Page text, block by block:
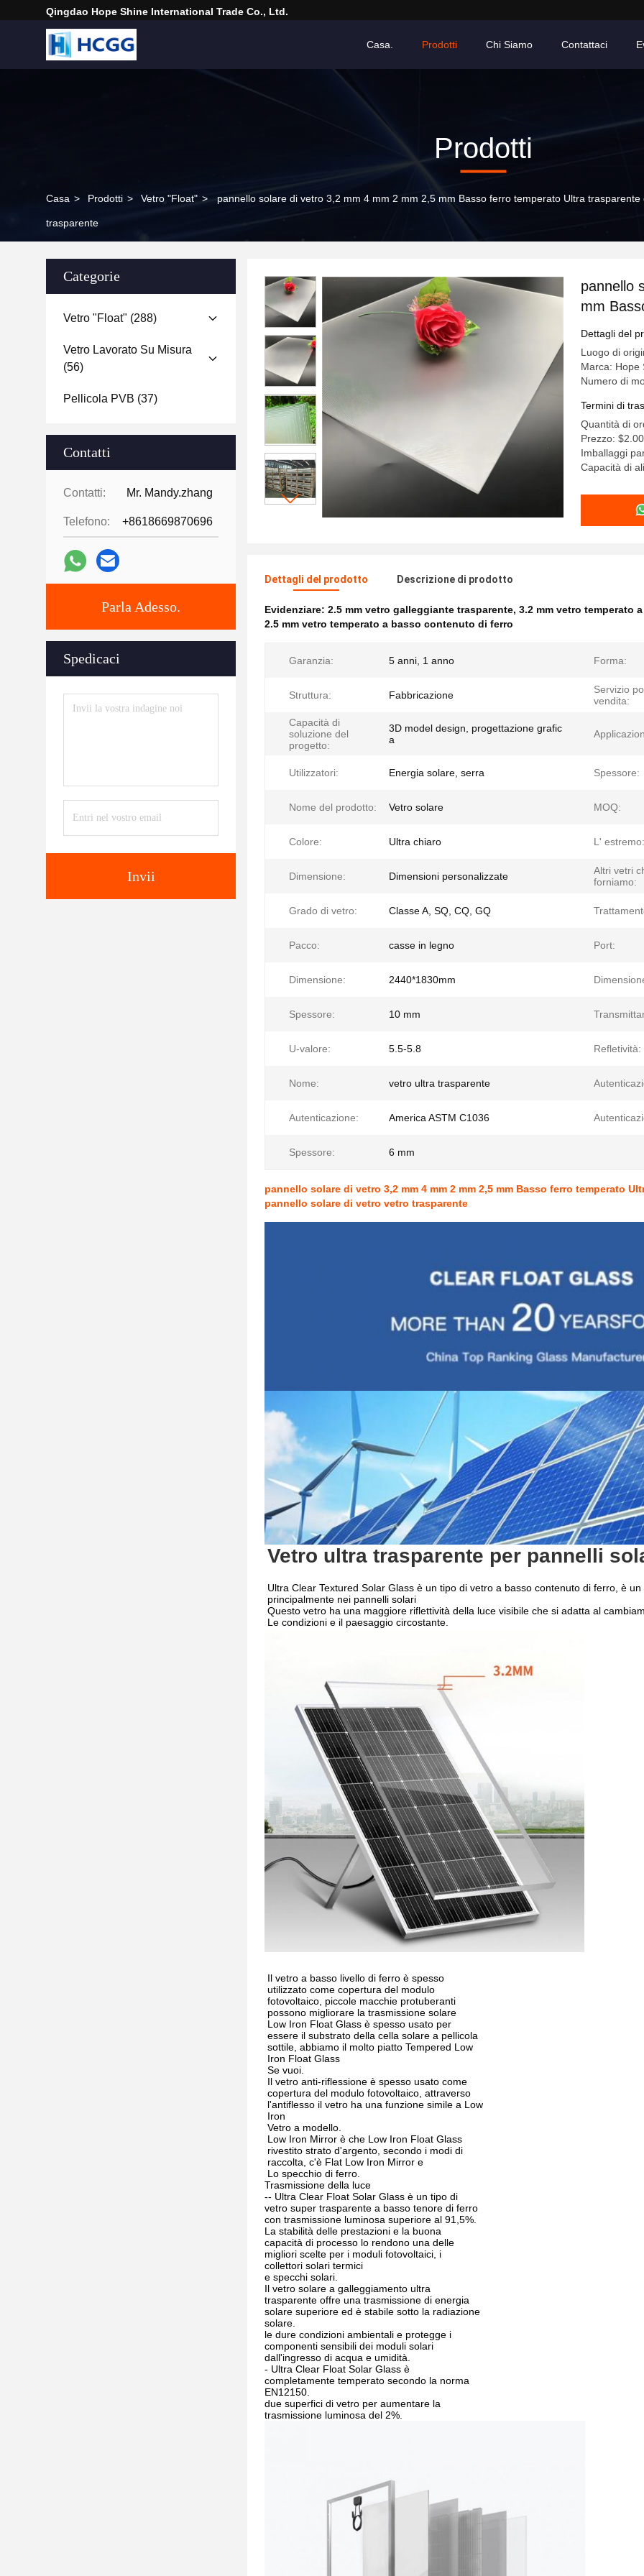
Qingdao Hope Shine International Trade Co., Ltd.
Casa. Prodotti Chi Siamo Contattaci
Prodotti
Casa > Prodotti > Vetro "float" > pannello solare di vetro 3,2 mm 4 mm 2 mm 2,5 mm Basso ferro temperato Ultra
trasparente
Categorie
Vetro "float" (288)
Vetro Lavorato Su Misura
(56)
Pellicola PVB (37)
Contatti
Contatti: Mr. Mandy.zhang
Telefono: +8618669870696
Parla Adesso.
Spedicaci
Invii
pannello
mm
vetro
Dettagli del
Luogo di
Marca: Hope
Numero di
Termini di
Quantità di
Prezzo:
Imballaggi
Capacità di
Dettagli del prodotto Descrizione di prodotto
Evidenziare: 2.5 mm vetro galleggiante trasparente, 3.2 mm vetro temperato
2.5 mm vetro temperato a basso contenuto di ferro
Garanzia: 5 anni, 1 anno Forma:
Struttura: Fabbricazione
Servizio
vendita:
Capacità di
soluzione del
progetto:
3D model design, progettazione grafic
a
Utilizzatori: Energia solare, serra Spessore:
Nome del prodotto: Vetro solare MOQ:
Colore: Ultra chiaro L' estremo:
Dimensione: Dimensioni personalizzate
Altri vetri
forniamo:
Grado di vetro: Classe A, SQ, CQ, GQ
Pacco: casse in legno Port:
Dimensione: 2440*1830mm
Spessore: 10 mm
U-valore: 5.5-5.8 Refletività:
Nome: vetro ultra trasparente
Autenticazione: America ASTM C1036
Spessore: 6 mm
pannello solare di vetro 3,2 mm 4 mm 2 mm 2,5 mm Basso ferro temperato
pannello solare di vetro vetro trasparente
Vetro ultra trasparente per pannelli
Ultra Clear Textured Solar Glass è un tipo di vetro a basso contenuto di ferro, è
principalmente nei pannelli solari
Questo vetro ha una maggiore riflettività della luce visibile che si adatta al
Le condizioni e il paesaggio circostante.
Il vetro a basso livello di ferro è spesso
utilizzato come copertura del modulo
fotovoltaico, piccole macchie protuberanti
possono migliorare la trasmissione solare
Low Iron Float Glass è spesso usato per
essere il substrato della cella solare a pellicola
sottile, abbiamo il molto piatto Tempered Low
Iron Float Glass
Se vuoi.
Il vetro anti-riflessione è spesso usato come
copertura del modulo fotovoltaico, attraverso
l'antiflesso il vetro ha una funzione simile a Low
Iron
Vetro a modello.
Low Iron Mirror è che Low Iron Float Glass
rivestito strato d'argento, secondo i modi di
raccolta, c'è Flat Low Iron Mirror e
Lo specchio di ferro.
Trasmissione della luce
-- Ultra Clear Float Solar Glass è un tipo di
vetro super trasparente a basso tenore di ferro
con trasmissione luminosa superiore al 91,5%.
La stabilità delle prestazioni e la buona
capacità di processo lo rendono una delle
migliori scelte per i moduli fotovoltaici, i
collettori solari termici
e specchi solari.
Il vetro solare a galleggiamento ultra
trasparente offre una trasmissione di energia
solare superiore ed è stabile sotto la radiazione
solare.
le dure condizioni ambientali e protegge i
componenti sensibili dei moduli solari
dall'ingresso di acqua e umidità.
- Ultra Clear Float Solar Glass è
completamente temperato secondo la norma
EN12150.
due superfici di vetro per aumentare la
trasmissione luminosa del 2%.